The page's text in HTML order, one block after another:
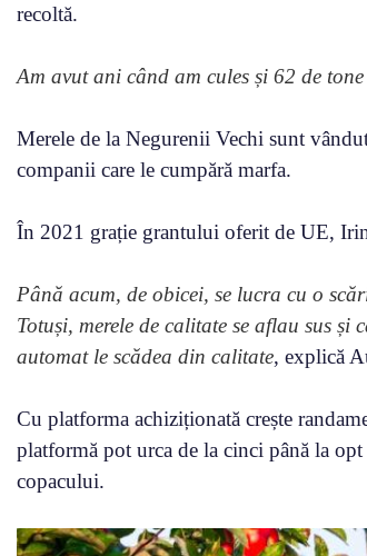
recoltă.
Am avut ani când am cules și 62 de
Merele de la Negurenii Vechi sunt
companii care le cumpără marfa.
În 2021 grație grantului oferit de UE,
Până acum, de obicei, se lucra cu o
Totuși, merele de calitate se aflau sus
automat le scădea din calitate, explică
Cu platforma achiziționată crește
platformă pot urca de la cinci până la
copacului.